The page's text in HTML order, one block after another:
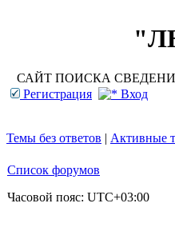
САЙТ ПОИСКА
Регистрация
Вход
Темы без ответов | Активные
Список форумов
Часовой пояс: UTC+03:00